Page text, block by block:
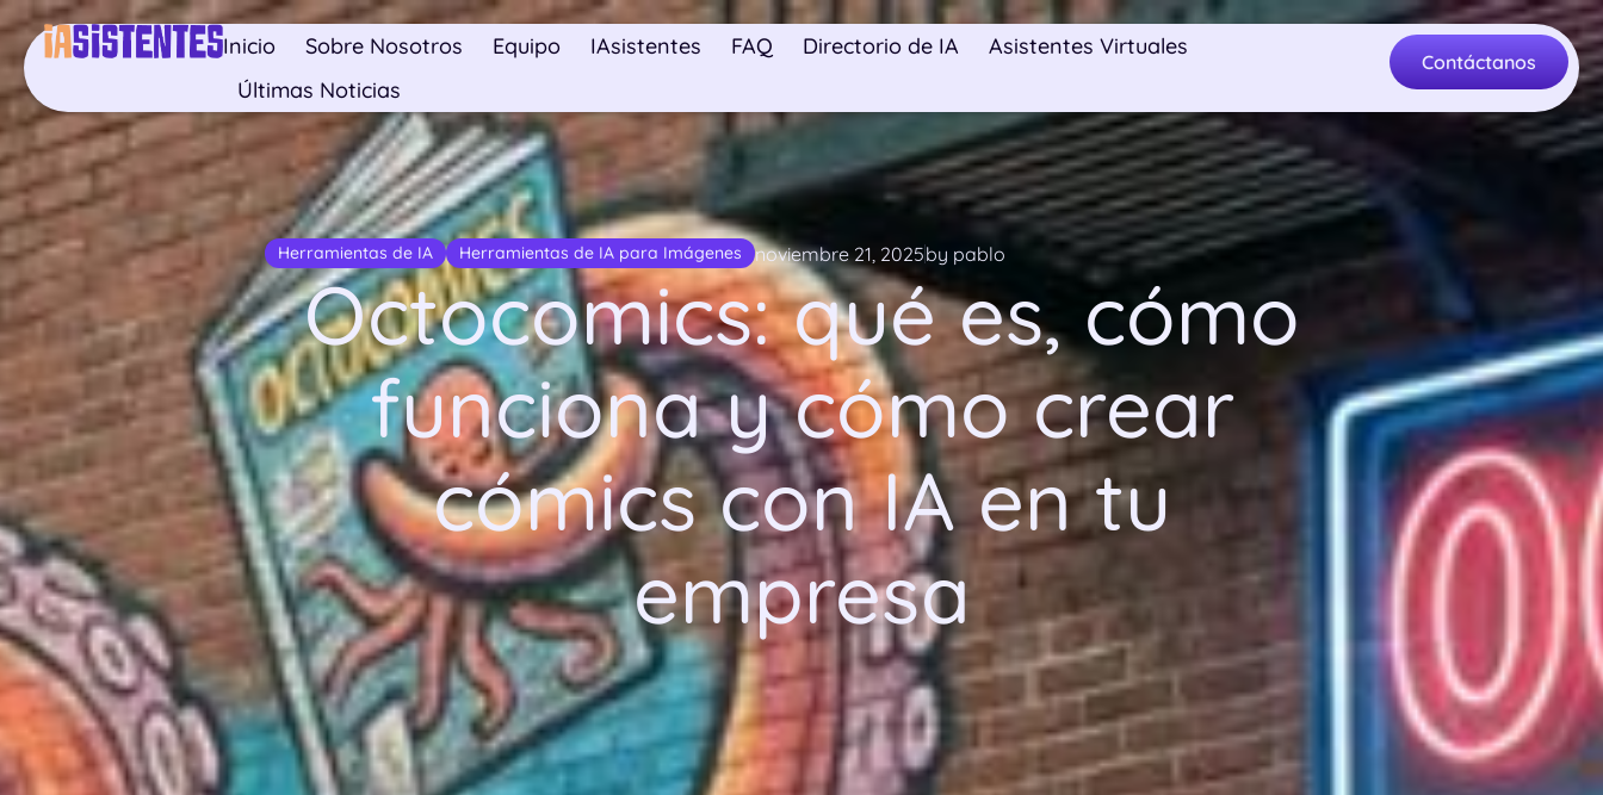
Inicio Sobre Nosotros Equipo IAsistentes FAQ Directorio de IA
Asistentes Virtuales
Últimas Noticias
Contáctanos
Herramientas de IA Herramientas de IA para Imágenes noviembre 21, 2025by pablo
Octocomics: qué es, cómo
funciona y cómo crear
cómics con IA en tu
empresa